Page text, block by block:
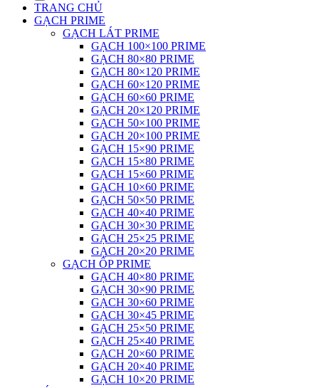
TRANG CHỦ
GẠCH PRIME
GẠCH LÁT PRIME
GẠCH 100×100 PRIME
GẠCH 80×80 PRIME
GẠCH 80×120 PRIME
GẠCH 60×120 PRIME
GẠCH 60×60 PRIME
GẠCH 20×120 PRIME
GẠCH 50×100 PRIME
GẠCH 20×100 PRIME
GẠCH 15×90 PRIME
GẠCH 15×80 PRIME
GẠCH 15×60 PRIME
GẠCH 10×60 PRIME
GẠCH 50×50 PRIME
GẠCH 40×40 PRIME
GẠCH 30×30 PRIME
GẠCH 25×25 PRIME
GẠCH 20×20 PRIME
GẠCH ỐP PRIME
GẠCH 40×80 PRIME
GẠCH 30×90 PRIME
GẠCH 30×60 PRIME
GẠCH 30×45 PRIME
GẠCH 25×50 PRIME
GẠCH 25×40 PRIME
GẠCH 20×60 PRIME
GẠCH 20×40 PRIME
GẠCH 10×20 PRIME